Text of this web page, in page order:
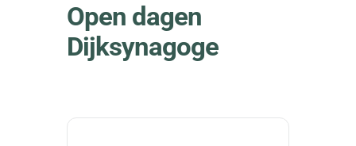
Open dagen
Dijksynagoge